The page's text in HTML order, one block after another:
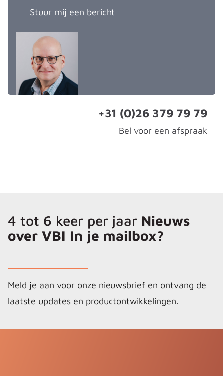
Stuur mij een bericht
+31 (0)26 379 79 79
Bel voor een afspraak
4 tot 6 keer per jaar Nieuws
over VBI In je mailbox?
Meld je aan voor onze nieuwsbrief en ontvang de
laatste updates en productontwikkelingen.